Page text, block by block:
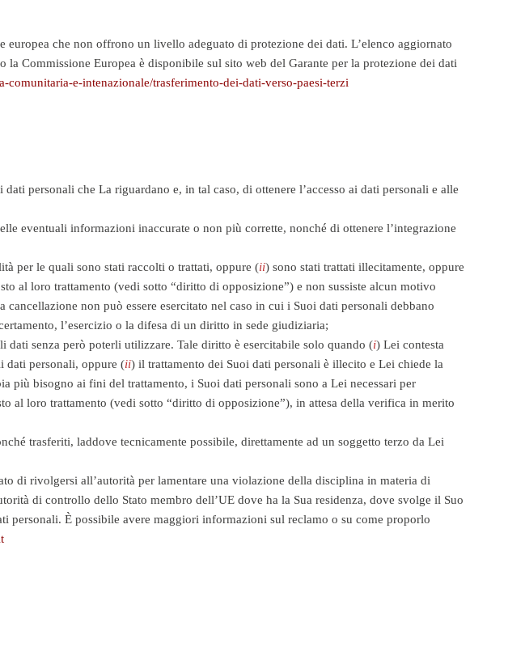
che non offrono un livello adeguato di protezione dei dati. L’elenco aggiornato
Commissione Europea è disponibile sul sito web del Garante per la protezione dei dati
e-intenazionale/trasferimento-dei-dati-verso-paesi-terzi
personali che La riguardano e, in tal caso, di ottenere l’accesso ai dati personali e alle
eventuali informazioni inaccurate o non più corrette, nonché di ottenere l’integrazione
per le quali sono stati raccolti o trattati, oppure (ii) sono stati trattati illecitamente, oppure
al loro trattamento (vedi sotto “diritto di opposizione”) e non sussiste alcun motivo
non può essere esercitato nel caso in cui i Suoi dati personali debbano
l’esercizio o la difesa di un diritto in sede giudiziaria;
senza però poterli utilizzare. Tale diritto è esercitabile solo quando (i) Lei contesta
dati personali, oppure (ii) il trattamento dei Suoi dati personali è illecito e Lei chiede la
più bisogno ai fini del trattamento, i Suoi dati personali sono a Lei necessari per
al loro trattamento (vedi sotto “diritto di opposizione”), in attesa della verifica in merito
trasferiti, laddove tecnicamente possibile, direttamente ad un soggetto terzo da Lei
di rivolgersi all’autorità per lamentare una violazione della disciplina in materia di
di controllo dello Stato membro dell’UE dove ha la Sua residenza, dove svolge il Suo
È possibile avere maggiori informazioni sul reclamo o su come proporlo